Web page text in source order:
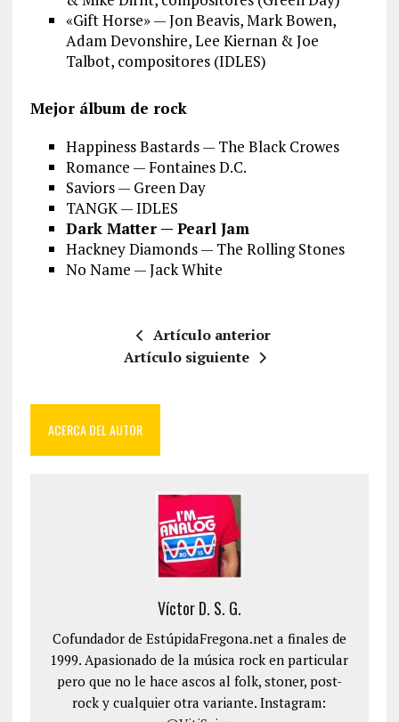
«Gift Horse» — Jon Beavis, Mark Bowen,
Adam Devonshire, Lee Kiernan & Joe
Talbot, compositores (IDLES)
Mejor álbum de rock
Happiness Bastards — The Black Crowes
Romance — Fontaines D.C.
Saviors — Green Day
TANGK — IDLES
Dark Matter — Pearl Jam
Hackney Diamonds — The Rolling Stones
No Name — Jack White
Artículo anterior
Artículo siguiente
ACERCA DEL AUTOR
Víctor D. S. G.
Cofundador de EstúpidaFregona.net a finales de
1999. Apasionado de la música rock en particular
pero que no le hace ascos al folk, stoner, post-
rock y cualquier otra variante. Instagram: